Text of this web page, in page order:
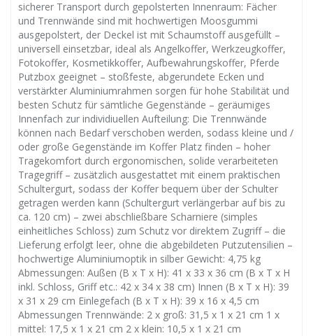
sicherer Transport durch gepolsterten Innenraum: Fächer
und Trennwände sind mit hochwertigen Moosgummi
ausgepolstert, der Deckel ist mit Schaumstoff ausgefüllt –
universell einsetzbar, ideal als Angelkoffer, Werkzeugkoffer,
Fotokoffer, Kosmetikkoffer, Aufbewahrungskoffer, Pferde
Putzbox geeignet – stoßfeste, abgerundete Ecken und
verstärkter Aluminiumrahmen sorgen für hohe Stabilität und
besten Schutz für sämtliche Gegenstände – geräumiges
Innenfach zur individiuellen Aufteilung: Die Trennwände
können nach Bedarf verschoben werden, sodass kleine und /
oder große Gegenstände im Koffer Platz finden – hoher
Tragekomfort durch ergonomischen, solide verarbeiteten
Tragegriff – zusätzlich ausgestattet mit einem praktischen
Schultergurt, sodass der Koffer bequem über der Schulter
getragen werden kann (Schultergurt verlängerbar auf bis zu
ca. 120 cm) – zwei abschließbare Scharniere (simples
einheitliches Schloss) zum Schutz vor direktem Zugriff – die
Lieferung erfolgt leer, ohne die abgebildeten Putzutensilien –
hochwertige Aluminiumoptik in silber Gewicht: 4,75 kg
Abmessungen: Außen (B x T x H): 41 x 33 x 36 cm (B x T x H
inkl. Schloss, Griff etc.: 42 x 34 x 38 cm) Innen (B x T x H): 39
x 31 x 29 cm Einlegefach (B x T x H): 39 x 16 x 4,5 cm
Abmessungen Trennwände: 2 x groß: 31,5 x 1 x 21 cm 1 x
mittel: 17,5 x 1 x 21 cm 2 x klein: 10,5 x 1 x 21 cm